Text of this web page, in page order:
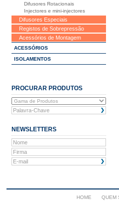
Difusores Rotacionais
Injectores e mini-injectores
Difusores Especiais
Registos de Sobrepressão
Acessórios de Montagem
ACESSÓRIOS
ISOLAMENTOS
PROCURAR PRODUTOS
NEWSLETTERS
HOME QUEM